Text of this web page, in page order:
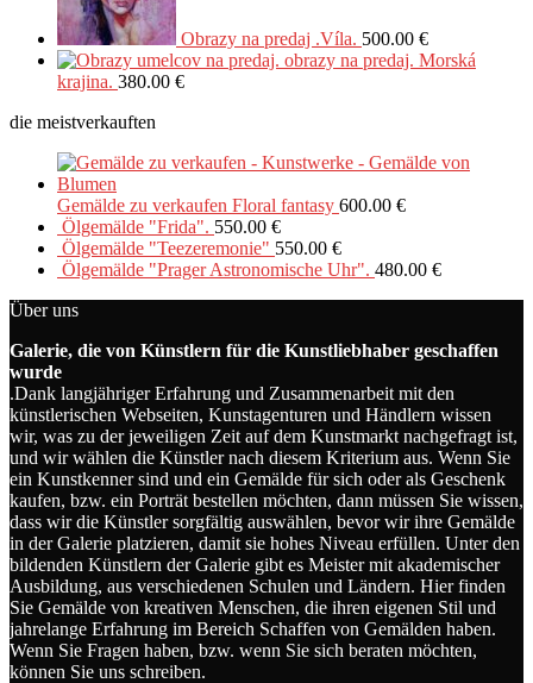
Obrazy na predaj .Víla. 500.00 €
obrazy na predaj. Morská
krajina. 380.00 €
die meistverkauften
Gemälde zu verkaufen Floral fantasy 600.00 €
Ölgemälde "Frida". 550.00 €
Ölgemälde "Teezeremonie" 550.00 €
Ölgemälde "Prager Astronomische Uhr". 480.00 €
Über uns
Galerie, die von Künstlern für die Kunstliebhaber geschaffen
wurde
.Dank langjähriger Erfahrung und Zusammenarbeit mit den
künstlerischen Webseiten, Kunstagenturen und Händlern wissen
wir, was zu der jeweiligen Zeit auf dem Kunstmarkt nachgefragt ist,
und wir wählen die Künstler nach diesem Kriterium aus. Wenn Sie
ein Kunstkenner sind und ein Gemälde für sich oder als Geschenk
kaufen, bzw. ein Porträt bestellen möchten, dann müssen Sie wissen,
dass wir die Künstler sorgfältig auswählen, bevor wir ihre Gemälde
in der Galerie platzieren, damit sie hohes Niveau erfüllen. Unter den
bildenden Künstlern der Galerie gibt es Meister mit akademischer
Ausbildung, aus verschiedenen Schulen und Ländern. Hier finden
Sie Gemälde von kreativen Menschen, die ihren eigenen Stil und
jahrelange Erfahrung im Bereich Schaffen von Gemälden haben.
Wenn Sie Fragen haben, bzw. wenn Sie sich beraten möchten,
können Sie uns schreiben.